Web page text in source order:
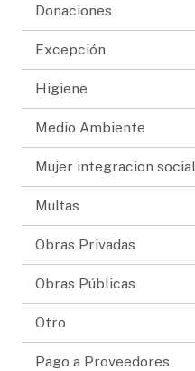
Donaciones
Excepción
Higiene
Medio Ambiente
Mujer integracion social
Multas
Obras Privadas
Obras Públicas
Otro
Pago a Proveedores